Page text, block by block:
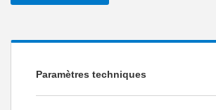
Paramètres techniques
Course [mm]